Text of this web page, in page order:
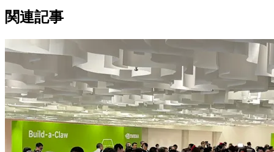
関連記事